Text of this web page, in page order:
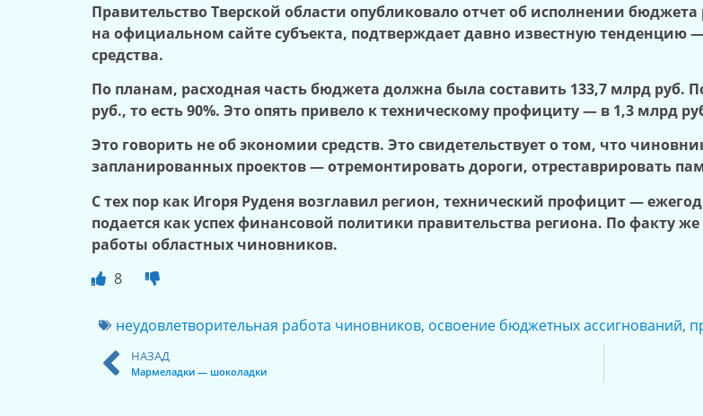
Правительство Тверской области опубликовало отчет об исполнении
на официальном сайте субъекта, подтверждает давно известную тенденцию
средства.
По планам, расходная часть бюджета должна была составить 133,7 млрд
руб., то есть 90%. Это опять привело к техническому профициту — в 1,3 млрд
Это говорить не об экономии средств. Это свидетельствует о том, что
запланированных проектов — отремонтировать дороги, отреставрировать
С тех пор как Игоря Руденя возглавил регион, технический профицит —
подается как успех финансовой политики правительства региона. По факту
работы областных чиновников.
8
неудовлетворительная работа чиновников, освоение бюджетных ассигнований,
НАЗАД
Мармеладки — шоколадки